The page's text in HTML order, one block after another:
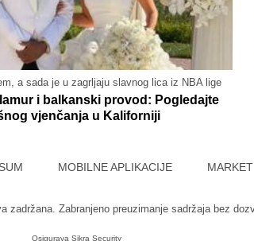
a sada je u zagrljaju slavnog lica iz NBA lige
i balkanski provod: Pogledajte
vjenčanja u Kaliforniji
MOBILNE APLIKACIJE
zadržana. Zabranjeno preuzimanje sadržaja bez
Osigurava Sikra Security